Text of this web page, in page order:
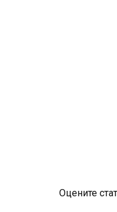
Оцените